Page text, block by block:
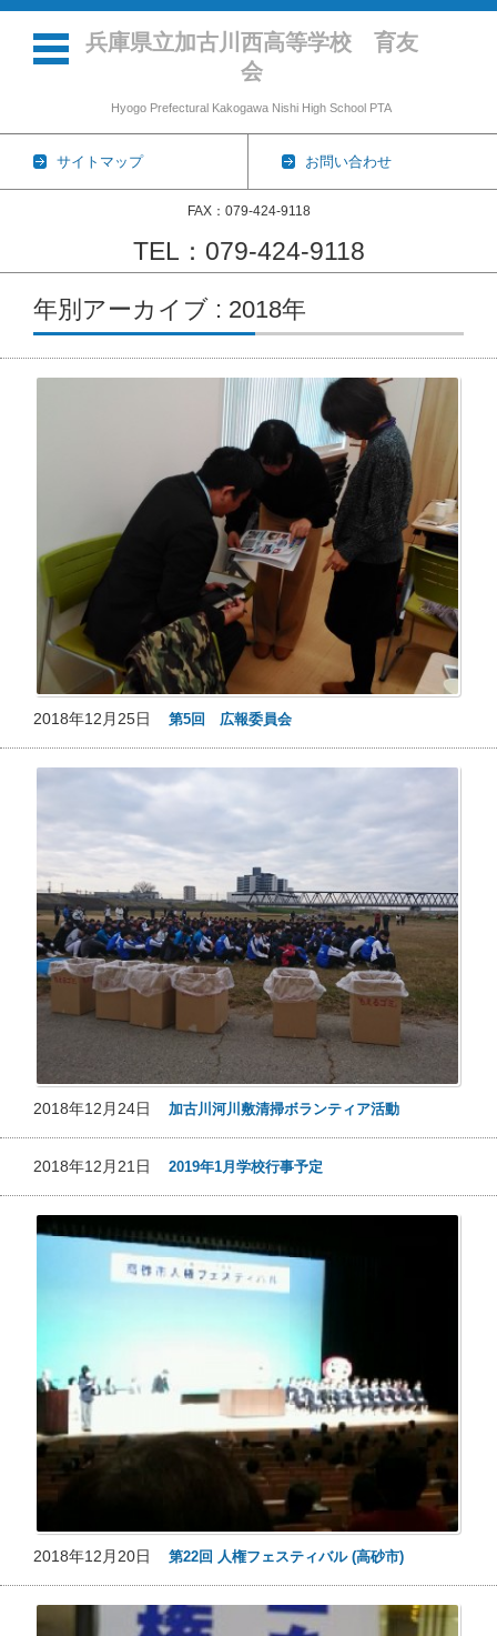
兵庫県立加古川西高等学校 育友
会
Hyogo Prefectural Kakogawa Nishi High School PTA
サイトマップ お問い合わせ
FAX：079-424-9118
TEL：079-424-9118
コンテンツに移動
年別アーカイブ : 2018年
2018年12月25日 第5回 広報委員会
2018年12月24日 加古川河川敷清掃ボランティア活動
2018年12月21日 2019年1月学校行事予定
2018年12月20日 第22回 人権フェスティバル (高砂市)